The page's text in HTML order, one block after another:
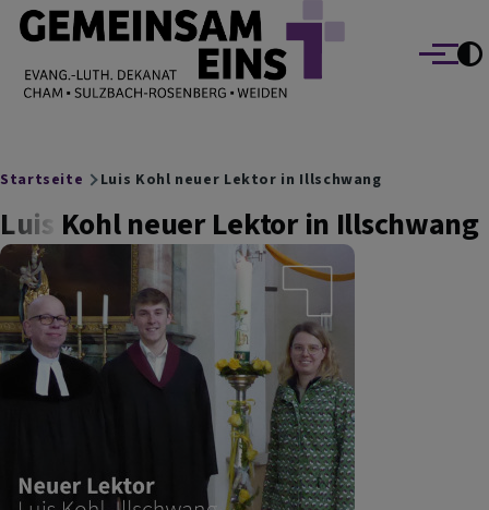
Direkt zum Inhalt
EVANG.-LUTH. DEKANAT GEMEINSAM EINS
Cham Sulzbach-Rosenberg Weiden
Menü
Breadcrumb
Startseite Luis Kohl neuer Lektor in Illschwang
Luis Kohl neuer Lektor in Illschwang